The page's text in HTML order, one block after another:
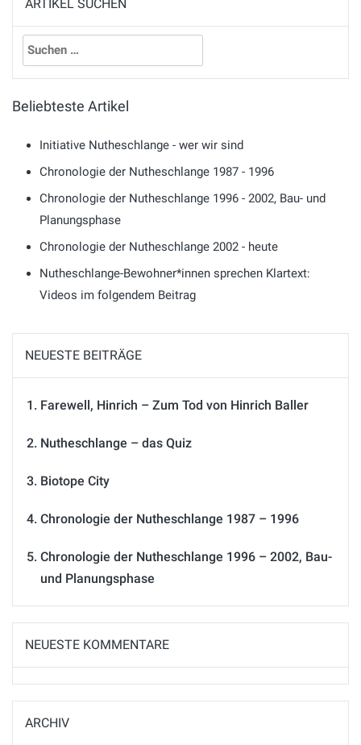
ARTIKEL SUCHEN
Suchen
nach:
Beliebteste Artikel
Initiative Nutheschlange - wer wir sind
Chronologie der Nutheschlange 1987 - 1996
Chronologie der Nutheschlange 1996 - 2002, Bau- und
Planungsphase
Chronologie der Nutheschlange 2002 - heute
Nutheschlange-Bewohner*innen sprechen Klartext:
Videos im folgendem Beitrag
NEUESTE BEITRÄGE
Farewell, Hinrich – Zum Tod von Hinrich Baller
Nutheschlange – das Quiz
Biotope City
Chronologie der Nutheschlange 1987 – 1996
Chronologie der Nutheschlange 1996 – 2002, Bau-
und Planungsphase
NEUESTE KOMMENTARE
ARCHIV